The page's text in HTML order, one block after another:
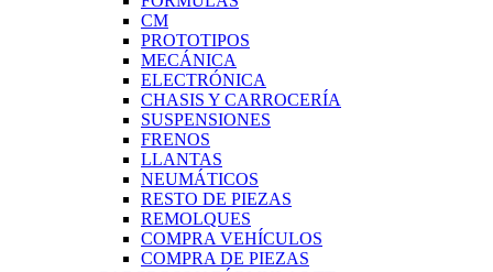
CM
PROTOTIPOS
MECÁNICA
ELECTRÓNICA
CHASIS Y CARROCERÍA
SUSPENSIONES
FRENOS
LLANTAS
NEUMÁTICOS
RESTO DE PIEZAS
REMOLQUES
COMPRA VEHÍCULOS
COMPRA DE PIEZAS